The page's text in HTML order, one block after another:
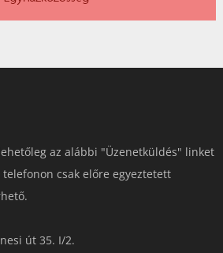
az alábbi "Üzenetküldés" linket
csak előre egyeztetett
út 35. I/2.